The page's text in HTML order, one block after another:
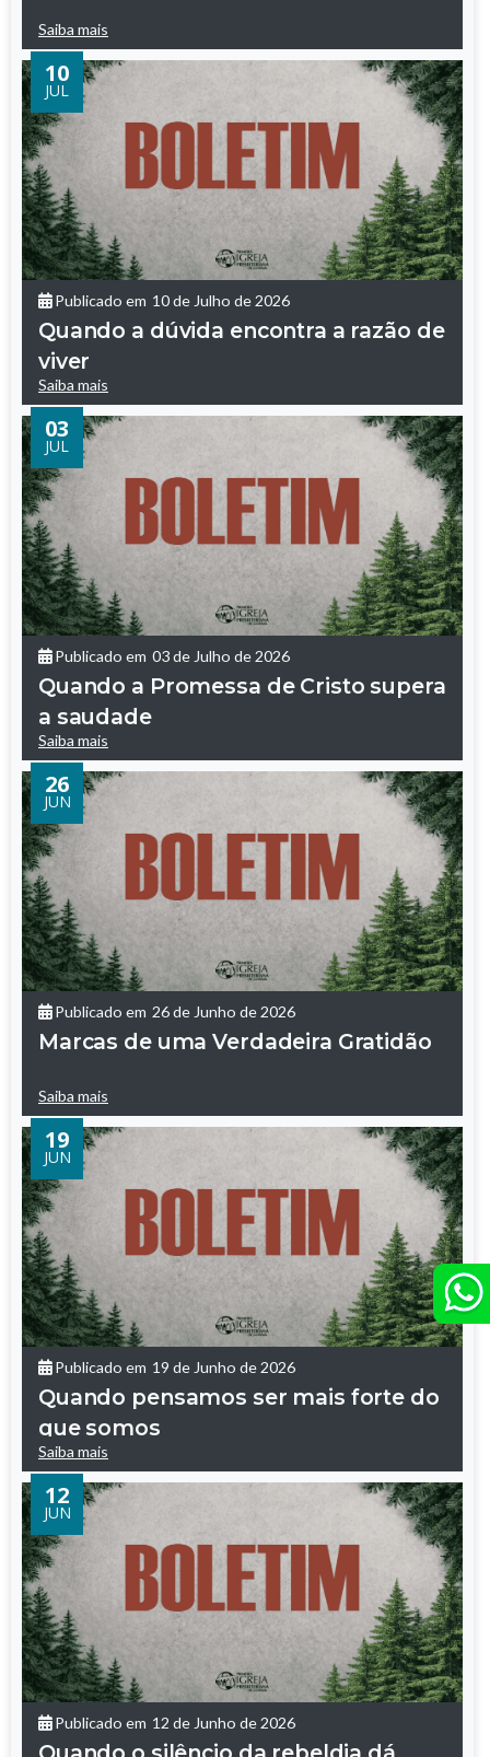
Saiba mais
10
JUL
Publicado em 10 de Julho de 2026
Quando a dúvida encontra a razão de
viver
Saiba mais
03
JUL
Publicado em 03 de Julho de 2026
Quando a Promessa de Cristo supera
a saudade
Saiba mais
26
JUN
Publicado em 26 de Junho de 2026
Marcas de uma Verdadeira Gratidão
Saiba mais
19
JUN
Publicado em 19 de Junho de 2026
Quando pensamos ser mais forte do
que somos
Saiba mais
12
JUN
Publicado em 12 de Junho de 2026